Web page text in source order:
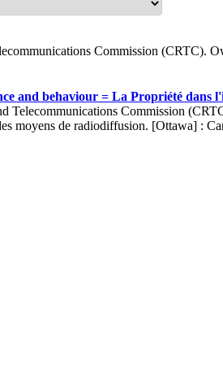
Commission (CRTC).
and behaviour = La Propriété dans
Telecommunications Commission
moyens de radiodiffusion. [Ottawa] :